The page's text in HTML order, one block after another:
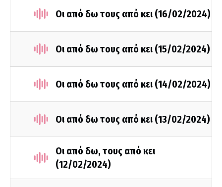
Οι από δω τους από κει (16/02/2024)
Οι από δω τους από κει (15/02/2024)
Οι από δω τους από κει (14/02/2024)
Οι από δω τους από κει (13/02/2024)
Οι από δω, τους από κει
(12/02/2024)